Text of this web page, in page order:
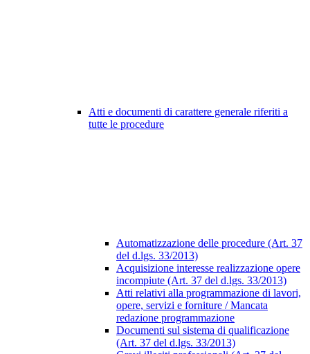
Atti e documenti di carattere generale riferiti a
tutte le procedure
Automatizzazione delle procedure (Art. 37
del d.lgs. 33/2013)
Acquisizione interesse realizzazione opere
incompiute (Art. 37 del d.lgs. 33/2013)
Atti relativi alla programmazione di lavori,
opere, servizi e forniture / Mancata
redazione programmazione
Documenti sul sistema di qualificazione
(Art. 37 del d.lgs. 33/2013)